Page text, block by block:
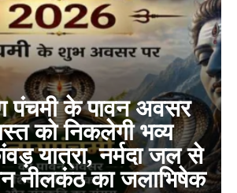
पंचमी के पावन अवसर
को निकलेगी भव्य
यात्रा, नर्मदा जल से
नीलकंठ का जलाभिषेक